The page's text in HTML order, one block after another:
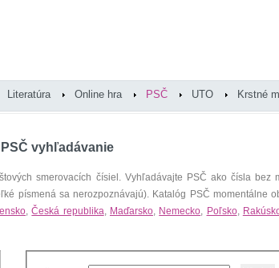
Literatúra Online hra PSČ UTO Krstné
vyhľadávanie
smerovacích čísiel. Vyhľadávajte PSČ ako čísla bez
písmená sa nerozpoznávajú). Katalóg PSČ momentálne
,Česká republika, Maďarsko, Nemecko, Poľsko,